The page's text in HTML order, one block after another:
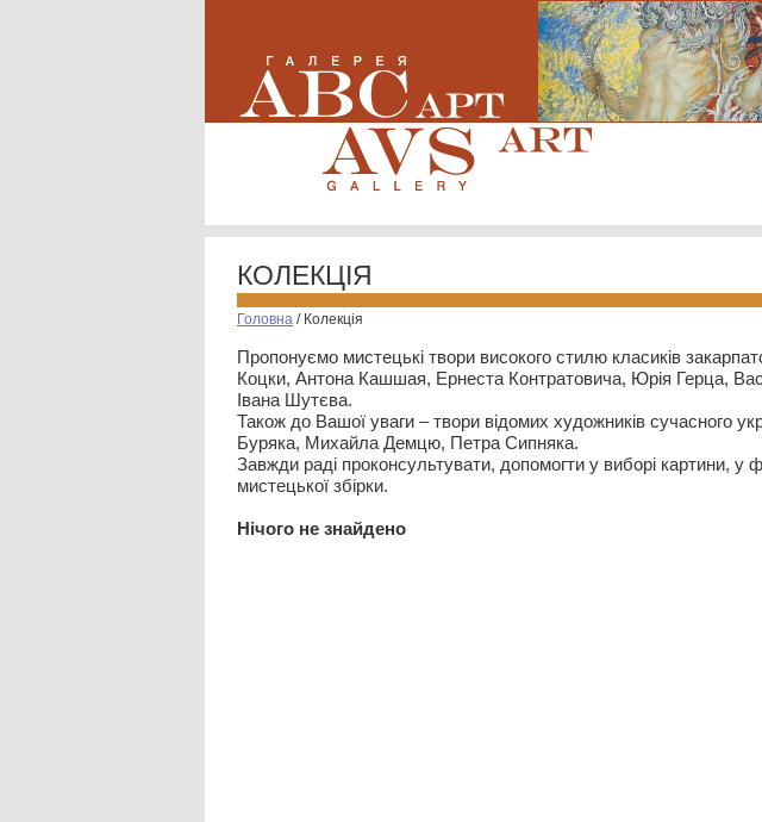
КОЛЕКЦІЯ
Головна / Колекція
Пропонуємо мистецькі твори високого стилю класиків
Коцки, Антона Кашшая, Ернеста Контратовича, Юрія Герца,
Івана Шутєва.
Також до Вашої уваги – твори відомих художників сучасного
Буряка, Михайла Демцю, Петра Сипняка.
Завжди раді проконсультувати, допомогти у виборі картини, у
мистецької збірки.
Нiчого не знайдено